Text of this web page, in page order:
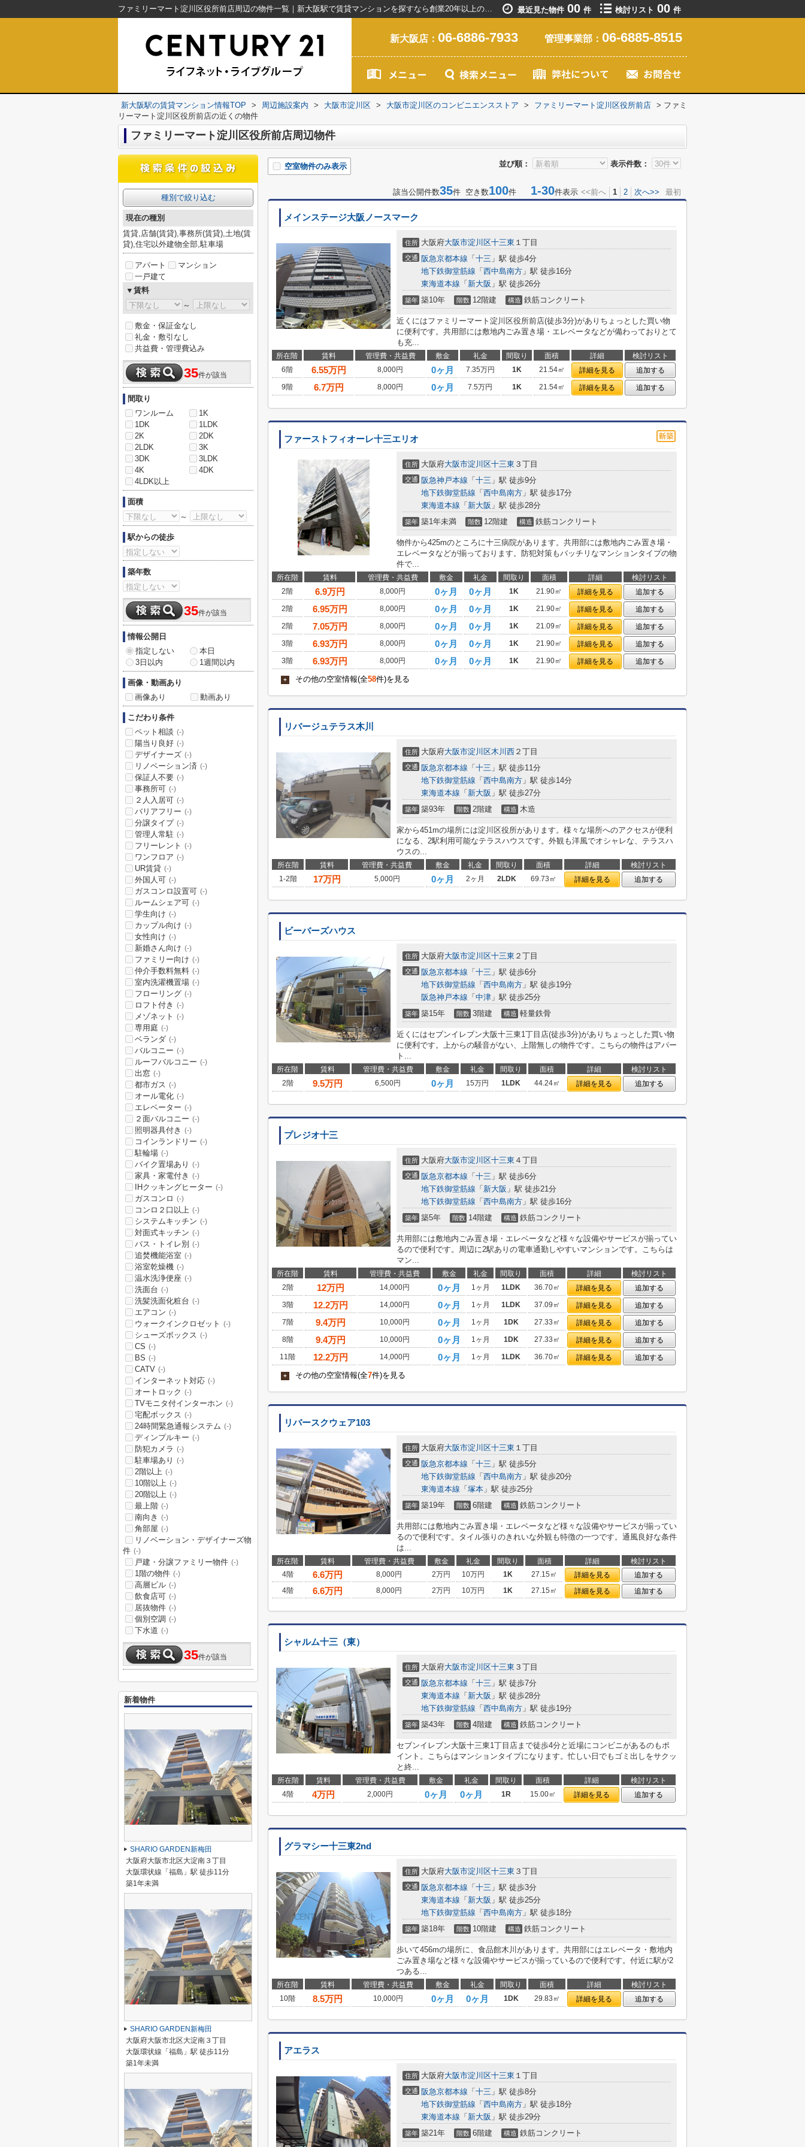
ファミリーマート淀川区役所前店周辺の物件一覧｜新大阪駅で賃貸マンションを探すなら創業20年以上のセンチュリー21ライフネット・ライブグループ 最近見た物件 00 件 検討リスト 00 件
新大阪店： 06-6886-7933 管理事業部： 06-6885-8515
新大阪駅の賃貸マンション情報TOP > 周辺施設案内 > 大阪市淀川区 > 大阪市淀川区のコンビニエンスストア > ファミリーマート淀川区役所前店 > ファミ
リーマート淀川区役所前店の近くの物件
ファミリーマート淀川区役所前店周辺物件
並び順： 表示件数：
空室物件のみ表示
該当公開件数35件 空き数100件 1-30件表示 <<前へ 1 2 次へ>> 最初
メインステージ大阪ノースマーク
住所 大阪府大阪市淀川区十三東 １丁目
交通 阪急京都本線 「 十三 」駅 徒歩4分
地下鉄御堂筋線 「 西中島南方 」駅 徒歩16分
東海道本線 「 新大阪 」駅 徒歩26分
築年 築10年 階数 12階建 構造 鉄筋コンクリート
近くにはファミリーマート淀川区役所前店(徒歩3分)がありちょっとした買い物
に便利です。共用部には敷地内ごみ置き場・エレベータなどが備わっておりとて
も充...
所在階 賃料 管理費・共益費 敷金 礼金 間取り 面積 詳細
検討リスト
6階
6.55万円 8,000円 0ヶ月 7.35万円 1K 21.54㎡ 詳細を見る
追加する
9階
6.7万円 8,000円 0ヶ月 7.5万円 1K 21.54㎡ 詳細を見る 追加する
ファーストフィオーレ十三エリオ
住所 大阪府大阪市淀川区十三東 ３丁目
交通 阪急神戸本線 「 十三 」駅 徒歩9分
地下鉄御堂筋線 「 西中島南方 」駅 徒歩17分
東海道本線 「 新大阪 」駅 徒歩28分
築年 築1年未満 階数 12階建 構造 鉄筋コンクリート
物件から425mのところに十三病院があります。共用部には敷地内ごみ置き場・
エレベータなどが揃っております。防犯対策もバッチリなマンションタイプの物
件で...
所在階 賃料 管理費・共益費 敷金 礼金 間取り 面積 詳細
検討リスト
2階
6.9万円 8,000円 0ヶ月 0ヶ月 1K 21.90㎡ 詳細を見る
追加する
2階
6.95万円 8,000円 0ヶ月 0ヶ月 1K 21.90㎡ 詳細を見る
追加する
2階
7.05万円 8,000円 0ヶ月 0ヶ月 1K 21.09㎡ 詳細を見る
追加する
3階
6.93万円 8,000円 0ヶ月 0ヶ月 1K 21.90㎡ 詳細を見る
追加する
3階
6.93万円 8,000円 0ヶ月 0ヶ月 1K 21.90㎡ 詳細を見る 追加する
+ その他の空室情報(全58件)を見る
リバージュテラス木川
住所 大阪府大阪市淀川区木川西 ２丁目
交通 阪急京都本線 「 十三 」駅 徒歩11分
地下鉄御堂筋線 「 西中島南方 」駅 徒歩14分
東海道本線 「 新大阪 」駅 徒歩27分
築年 築93年 階数 2階建 構造 木造
家から451mの場所には淀川区役所があります。様々な場所へのアクセスが便利
になる、2駅利用可能なテラスハウスです。外観も洋風でオシャレな、テラスハ
ウスの...
所在階 賃料 管理費・共益費 敷金 礼金 間取り 面積 詳細
検討リスト
1-2階
17万円 5,000円 0ヶ月 2ヶ月 2LDK 69.73㎡ 詳細を見る 追加する
ビーバーズハウス
住所 大阪府大阪市淀川区十三東 ２丁目
交通 阪急京都本線 「 十三 」駅 徒歩6分
地下鉄御堂筋線 「 西中島南方 」駅 徒歩19分
阪急神戸本線 「 中津 」駅 徒歩25分
築年 築15年 階数 3階建 構造 軽量鉄骨
近くにはセブンイレブン大阪十三東1丁目店(徒歩3分)がありちょっとした買い物
に便利です。上からの騒音がない、上階無しの物件です。こちらの物件はアパー
ト...
所在階 賃料 管理費・共益費 敷金 礼金 間取り 面積 詳細
検討リスト
2階
9.5万円 6,500円 0ヶ月 15万円 1LDK 44.24㎡ 詳細を見る 追加する
プレジオ十三
住所 大阪府大阪市淀川区十三東 ４丁目
交通 阪急京都本線 「 十三 」駅 徒歩6分
地下鉄御堂筋線 「 新大阪 」駅 徒歩21分
地下鉄御堂筋線 「 西中島南方 」駅 徒歩16分
築年 築5年 階数 14階建 構造 鉄筋コンクリート
共用部には敷地内ごみ置き場・エレベータなど様々な設備やサービスが揃ってい
るので便利です。周辺に2駅ありの電車通勤しやすいマンションです。こちらは
マン...
所在階 賃料 管理費・共益費 敷金 礼金 間取り 面積 詳細
検討リスト
2階
12万円 14,000円 0ヶ月 1ヶ月 1LDK 36.70㎡ 詳細を見る
追加する
3階
12.2万円 14,000円 0ヶ月 1ヶ月 1LDK 37.09㎡ 詳細を見る
追加する
7階
9.4万円 10,000円 0ヶ月 1ヶ月 1DK 27.33㎡ 詳細を見る
追加する
8階
9.4万円 10,000円 0ヶ月 1ヶ月 1DK 27.33㎡ 詳細を見る
追加する
11階
12.2万円 14,000円 0ヶ月 1ヶ月 1LDK 36.70㎡ 詳細を見る 追加する
+ その他の空室情報(全7件)を見る
リバースクウェア103
住所 大阪府大阪市淀川区十三東 １丁目
交通 阪急京都本線 「 十三 」駅 徒歩5分
地下鉄御堂筋線 「 西中島南方 」駅 徒歩20分
東海道本線 「 塚本 」駅 徒歩25分
築年 築19年 階数 6階建 構造 鉄筋コンクリート
共用部には敷地内ごみ置き場・エレベータなど様々な設備やサービスが揃ってい
るので便利です。タイル張りのきれいな外観も特徴の一つです。通風良好な条件
は...
所在階 賃料 管理費・共益費 敷金 礼金 間取り 面積 詳細
検討リスト
4階
6.6万円 8,000円 2万円 10万円 1K 27.15㎡ 詳細を見る
追加する
4階
6.6万円 8,000円 2万円 10万円 1K 27.15㎡ 詳細を見る 追加する
シャルム十三（東）
住所 大阪府大阪市淀川区十三東 ３丁目
交通 阪急京都本線 「 十三 」駅 徒歩7分
東海道本線 「 新大阪 」駅 徒歩28分
地下鉄御堂筋線 「 西中島南方 」駅 徒歩19分
築年 築43年 階数 4階建 構造 鉄筋コンクリート
セブンイレブン大阪十三東1丁目店まで徒歩4分と近場にコンビニがあるのもポ
イント。こちらはマンションタイプになります。忙しい日でもゴミ出しをサクッ
と終...
所在階 賃料 管理費・共益費 敷金 礼金 間取り 面積 詳細
検討リスト
4階
4万円 2,000円 0ヶ月 0ヶ月 1R 15.00㎡ 詳細を見る 追加する
グラマシー十三東2nd
住所 大阪府大阪市淀川区十三東 ３丁目
交通 阪急京都本線 「 十三 」駅 徒歩3分
東海道本線 「 新大阪 」駅 徒歩25分
地下鉄御堂筋線 「 西中島南方 」駅 徒歩18分
築年 築18年 階数 10階建 構造 鉄筋コンクリート
歩いて456mの場所に、食品館木川があります。共用部にはエレベータ・敷地内
ごみ置き場など様々な設備やサービスが揃っているので便利です。付近に駅が2
つある...
所在階 賃料 管理費・共益費 敷金 礼金 間取り 面積 詳細
検討リスト
10階
8.5万円 10,000円 0ヶ月 0ヶ月 1DK 29.83㎡ 詳細を見る 追加する
アエラス
住所 大阪府大阪市淀川区十三東 １丁目
交通 阪急京都本線 「 十三 」駅 徒歩8分
地下鉄御堂筋線 「 西中島南方 」駅 徒歩18分
東海道本線 「 新大阪 」駅 徒歩29分
築年 築21年 階数 6階建 構造 鉄筋コンクリート
種別で絞り込む
現在の種別
賃貸,店舗(賃貸),事務所(賃貸),土地(賃
貸),住宅以外建物全部,駐車場
アパート
マンション
一戸建て
▼賃料
～
敷金・保証金なし
礼金・敷引なし
共益費・管理費込み
35件が該当
間取り
ワンルーム
1K
1DK
1LDK
2K
2DK
2LDK
3K
3DK
3LDK
4K
4DK
4LDK以上
面積
～
駅からの徒歩
築年数
35件が該当
情報公開日
指定しない
本日
3日以内
1週間以内
画像・動画あり
画像あり
動画あり
こだわり条件
ペット相談 (-)
陽当り良好 (-)
デザイナーズ (-)
リノベーション済 (-)
保証人不要 (-)
事務所可 (-)
２人入居可 (-)
バリアフリー (-)
分譲タイプ (-)
管理人常駐 (-)
フリーレント (-)
ワンフロア (-)
UR賃貸 (-)
外国人可 (-)
ガスコンロ設置可 (-)
ルームシェア可 (-)
学生向け (-)
カップル向け (-)
女性向け (-)
新婚さん向け (-)
ファミリー向け (-)
仲介手数料無料 (-)
室内洗濯機置場 (-)
フローリング (-)
ロフト付き (-)
メゾネット (-)
専用庭 (-)
ベランダ (-)
バルコニー (-)
ルーフバルコニー (-)
出窓 (-)
都市ガス (-)
オール電化 (-)
エレベーター (-)
２面バルコニー (-)
照明器具付き (-)
コインランドリー (-)
駐輪場 (-)
バイク置場あり (-)
家具・家電付き (-)
IHクッキングヒーター (-)
ガスコンロ (-)
コンロ２口以上 (-)
システムキッチン (-)
対面式キッチン (-)
バス・トイレ別 (-)
追焚機能浴室 (-)
浴室乾燥機 (-)
温水洗浄便座 (-)
洗面台 (-)
洗髪洗面化粧台 (-)
エアコン (-)
ウォークインクロゼット (-)
シューズボックス (-)
CS (-)
BS (-)
CATV (-)
インターネット対応 (-)
オートロック (-)
TVモニタ付インターホン (-)
宅配ボックス (-)
24時間緊急通報システム (-)
ディンプルキー (-)
防犯カメラ (-)
駐車場あり (-)
2階以上 (-)
10階以上 (-)
20階以上 (-)
最上階 (-)
南向き (-)
角部屋 (-)
リノベーション・デザイナーズ物
件 (-)
戸建・分譲ファミリー物件 (-)
1階の物件 (-)
高層ビル (-)
飲食店可 (-)
居抜物件 (-)
個別空調 (-)
下水道 (-)
35件が該当
新着物件
SHARIO GARDEN新梅田
大阪府大阪市北区大淀南３丁目
大阪環状線「福島」駅 徒歩11分
築1年未満
SHARIO GARDEN新梅田
大阪府大阪市北区大淀南３丁目
大阪環状線「福島」駅 徒歩11分
築1年未満